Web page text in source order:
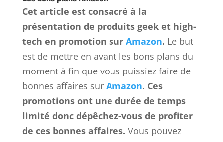
Cet article est consacré à la
présentation de produits geek et high-
tech en promotion sur Amazon. Le but
est de mettre en avant les bons plans du
moment à fin que vous puissiez faire de
bonnes affaires sur Amazon. Ces
promotions ont une durée de temps
limité donc dépêchez-vous de profiter
de ces bonnes affaires. Vous pouvez